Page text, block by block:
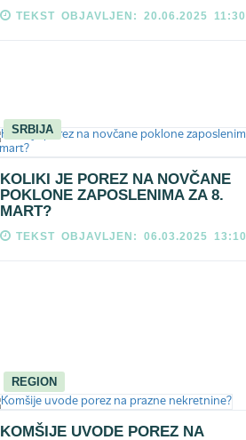
TEKST OBJAVLJEN: 20.06.2025 11:30
SRBIJA
KOLIKI JE POREZ NA NOVČANE
POKLONE ZAPOSLENIMA ZA 8.
MART?
TEKST OBJAVLJEN: 06.03.2025 13:10
REGION
KOMŠIJE UVODE POREZ NA